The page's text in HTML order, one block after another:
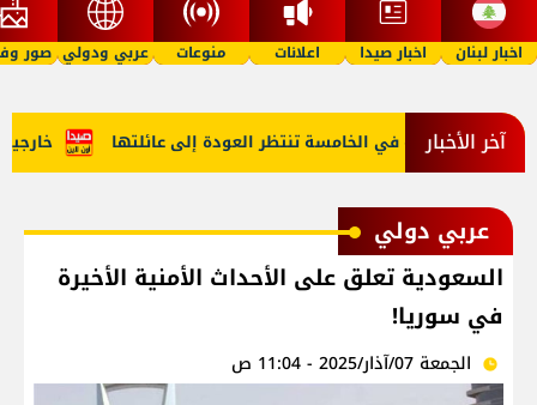
اخبار لبنان اخبار صيدا اعلانات منوعات عربي ودولي صور
آخر الأخبار خارجية طفلة في الخامسة تنتظر العودة إلى عائلتها
عربي دولي
السعودية تعلق على الأحداث الأمنية الأخيرة
في سوريا!
الجمعة 07/آذار/2025 - 11:04 ص